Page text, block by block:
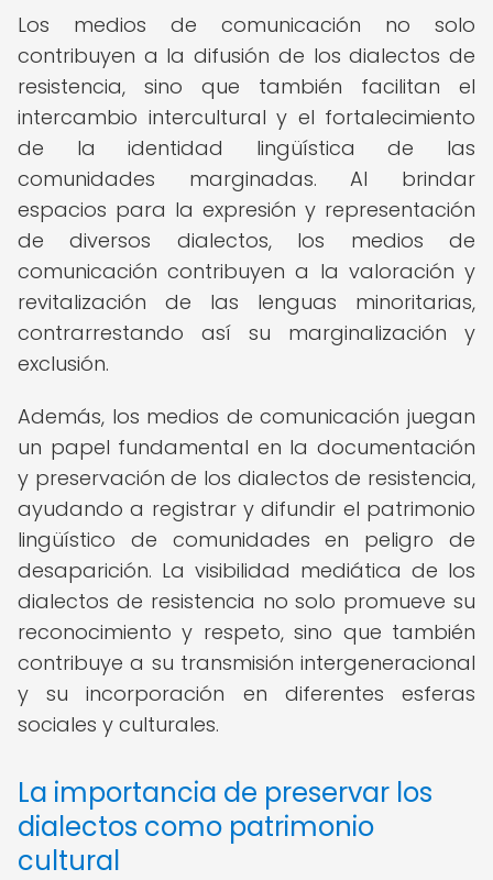
Los medios de comunicación no solo
contribuyen a la difusión de los dialectos de
resistencia, sino que también facilitan el
intercambio intercultural y el fortalecimiento
de la identidad lingüística de las
comunidades marginadas. Al brindar
espacios para la expresión y representación
de diversos dialectos, los medios de
comunicación contribuyen a la valoración y
revitalización de las lenguas minoritarias,
contrarrestando así su marginalización y
exclusión.
Además, los medios de comunicación juegan
un papel fundamental en la documentación
y preservación de los dialectos de resistencia,
ayudando a registrar y difundir el patrimonio
lingüístico de comunidades en peligro de
desaparición. La visibilidad mediática de los
dialectos de resistencia no solo promueve su
reconocimiento y respeto, sino que también
contribuye a su transmisión intergeneracional
y su incorporación en diferentes esferas
sociales y culturales.
La importancia de preservar los
dialectos como patrimonio
cultural